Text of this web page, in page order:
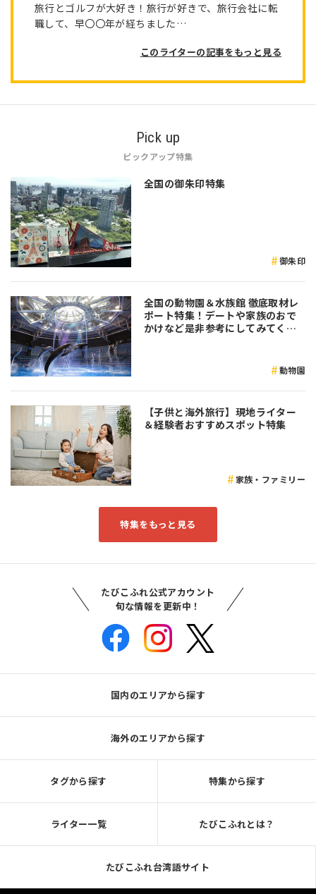
旅行とゴルフが大好き！旅行が好きで、旅行会社に転
職して、早〇〇年が経ちました…
このライターの記事をもっと見る
Pick up
ピックアップ特集
全国の御朱印特集
御朱印
全国の動物園＆水族館 徹底取材レ
ポート特集！デートや家族のおで
かけなど是非参考にしてみてくだ
動物園
【子供と海外旅行】現地ライター
＆経験者おすすめスポット特集
家族・ファミリー
特集をもっと見る
たびこふれ公式アカウント
旬な情報を更新中！
国内のエリアから探す
海外のエリアから探す
タグから探す 特集から探す
ライター一覧 たびこふれとは？
たびこふれ台湾語サイト